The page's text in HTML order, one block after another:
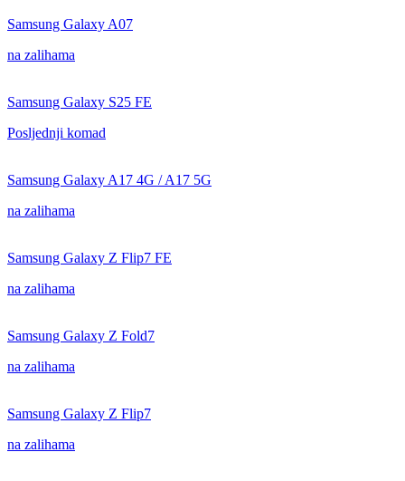
Samsung Galaxy A07
na zalihama
Samsung Galaxy S25 FE
Posljednji komad
Samsung Galaxy A17 4G / A17 5G
na zalihama
Samsung Galaxy Z Flip7 FE
na zalihama
Samsung Galaxy Z Fold7
na zalihama
Samsung Galaxy Z Flip7
na zalihama